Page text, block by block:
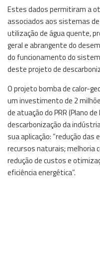
Estes dados permitiram a
associados aos sistemas
utilização de água quente,
geral e abrangente do
do funcionamento do
deste projeto de
O projeto bomba de calor-
um investimento de 2
de atuação do PRR (Plano
descarbonização da
sua aplicação: “redução das
recursos naturais; melhoria
redução de custos e
eficiência energética”.